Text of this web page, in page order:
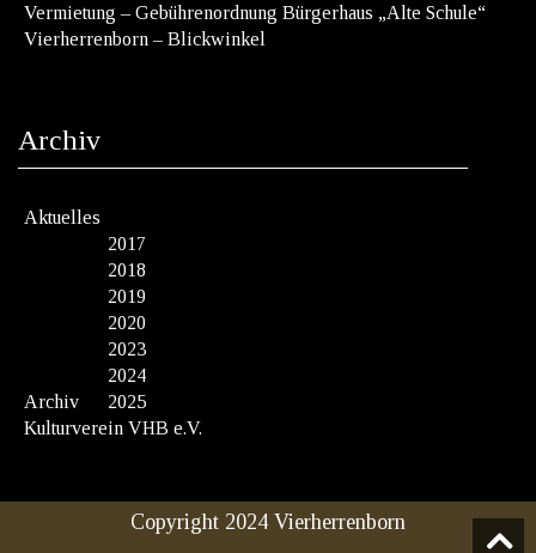
Vermietung – Gebührenordnung Bürgerhaus „Alte Schule“
Vierherrenborn – Blickwinkel
Archiv
Aktuelles
Archiv
2017
2018
2019
2020
2023
2024
2025
Kulturverein VHB e.V.
Copyright 2024 Vierherrenborn